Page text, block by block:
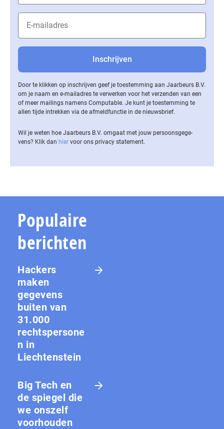
Door te klikken op inschrijven geef je toestemming aan Jaarbeurs B.V.
om je naam en e-mailadres te verwerken voor het verzenden van een
of meer mailings namens Computable. Je kunt je toestemming te
allen tijde intrekken via de af­meld­func­tie in de nieuwsbrief.
Wil je weten hoe Jaarbeurs B.V. omgaat met jouw per­soons­ge­ge­
vens? Klik dan hier voor ons privacy statement.
Populaire
berichten
Hackers
maken
gegevens
buiten van
31.000
rechtspersone
n in
Liechtenstein
Big Tech en
de spiegel die
we onszelf
voorhouden